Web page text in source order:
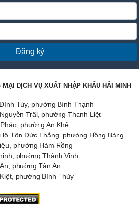
Đăng ký
MẠI DỊCH VỤ XUẤT NHẬP KHẨU HẢI MINH
Túy, phường Bình Thạnh
Trãi, phường Thanh Liệt
phường An Khê
lộ Tôn Đức Thắng, phường Hồng Bàng
phường Hàm Rồng
phường Thành Vinh
phường Tân An
phường Bình Thủy